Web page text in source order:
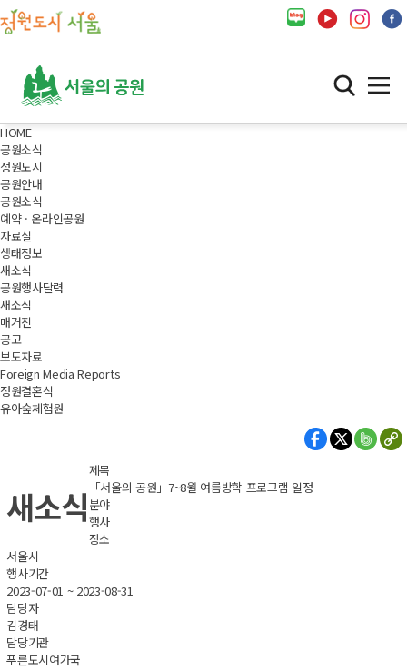
HOME
공원소식
정원도시
공원안내
공원소식
예약 · 온라인공원
자료실
생태정보
새소식
공원행사달력
새소식
매거진
공고
보도자료
Foreign Media Reports
정원결혼식
유아숲체험원
새소식
제목
「서울의 공원」7~8월 여름방학 프로그램 일정
분야
행사
장소
서울시
행사기간
2023-07-01 ~ 2023-08-31
담당자
김경태
담당기관
푸른도시여가국